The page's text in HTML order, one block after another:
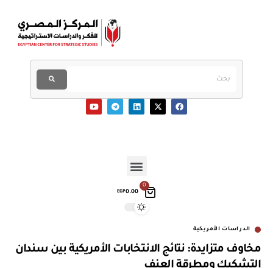
0
EGP0.00
الدراسات الأمريكية
مخاوف متزايدة: نتائج الانتخابات الأمريكية بين سندان